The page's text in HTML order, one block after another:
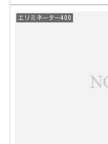
エリミネーター400